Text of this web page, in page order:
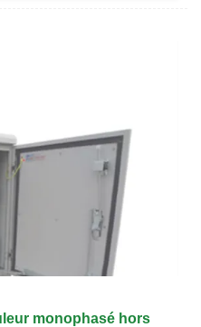
monophasé hors